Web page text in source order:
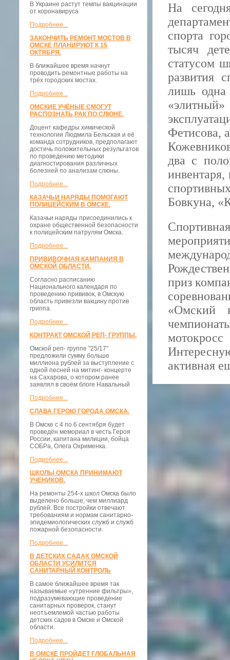
В Украине растут темпы вакцинации
от коронавируса
Подробнее...
ЗАКОНЧИТЬ РЕМОНТ МОСТОВ В
ОМСКЕ ПЛАНИРУЮТ К 15
ОКТЯБРЯ.
В ближайшее время начнут
проводить ремонтные работы на
трёх городских мостах.
Подробнее...
ОМСКИЕ УЧЁНЫЕ СМОГУТ
РАСПОЗНАТЬ РАК ПО СЛЮНЕ.
Доцент кафедры химической
технологии Людмила Бельская и её
команда сотрудников, предполагают
достичь положительных результатов
по проведению методики
диагностирования различных
болезней по анализам слюны.
Подробнее...
КАЗАЧЬИ НАРЯДЫ ПОМОГАЮТ
ПОЛИЦЕЙСКИМ В ОМСКЕ.
Казачьи наряды присоединились к
охране общественной безопасности
к полицейским патрулям Омска.
Подробнее...
ПРИВИВОЧНАЯ КАМПАНИЯ В
ОМСКОЙ ОБЛАСТИ.
Согласно расписанию
Национального календаря по
проведению прививок, в Омскую
область привезли вакцину против
гриппа.
Подробнее...
КОНТРАКТ ОМСКОЙ РЕП- ГРУППЫ.
Омской реп- группе "25/17"
предложили сумму больше
миллиона рублей за выступление с
одной песней на митинг- концерте
на Сахарова, о котором ранее
заявлял в своём блоге Навальный
Подробнее...
СЛАВА ГЕРОЮ ГОРОДА ОМСКА.
В Омске с 4 по 6 сентября будет
проведён мемориал в честь Героя
России, капитана милиции, бойца
СОБРа, Олега Охрименка.
Подробнее...
ШКОЛЫ ОМСКА ПРИНИМАЮТ
УЧЕНИКОВ.
На ремонты 254-х школ Омска было
выделено больше, чем миллиард
рублей. Все постройки отвечают
требованиям и нормам санитарно-
эпидемиологических служб и служб
пожарной безопасности.
Подробнее...
В ДЕТСКИХ САДАХ ОМСКОЙ
ОБЛАСТИ УСИЛИТСЯ
САНИТАРНЫЙ КОНТРОЛЬ
В самое ближайшее время так
называемые «утренние фильтры»,
подразумевающие проведение
санитарных проверок, станут
неотъемлемой частью работы
детских садов в Омске и Омской
области.
Подробнее...
В ОМСКЕ ПРОЙДЕТ ГЛОБАЛЬНАЯ
На
спорта
тысяч
статусом
развития
лишь одна
Фетисова,
два с
Бовкуна,
приз
«Омский
активная